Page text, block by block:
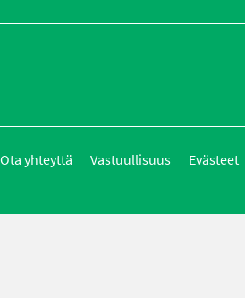
Ota yhteyttä Vastuullisuus Evästeet